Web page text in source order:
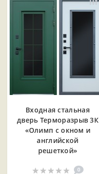
Входная cтальная
дверь Терморазрыв 3К
«Олимп с окном и
английской
решеткой»
0